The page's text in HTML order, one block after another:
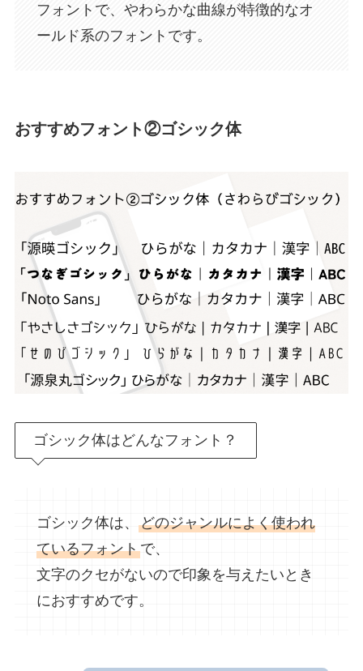
フォントで、やわらかな曲線が特徴的なオ
ールド系のフォントです。
おすすめフォント②ゴシック体
ゴシック体はどんなフォント？
ゴシック体は、 どのジャンルによく使われ
ているフォントで、
文字のクセがないので印象を与えたいとき
におすすめです。